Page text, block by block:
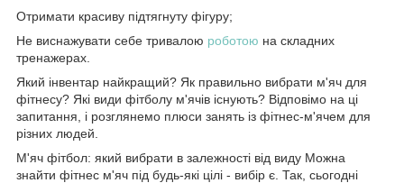
Отримати красиву підтягнуту фігуру;
Не виснажувати себе тривалою роботою на складних
тренажерах.
Який інвентар найкращий? Як правильно вибрати м'яч для
фітнесу? Які види фітболу м'ячів існують? Відповімо на ці
запитання, і розглянемо плюси занять із фітнес-м'ячем для
різних людей.
М'яч фітбол: який вибрати в залежності від виду Можна
знайти фітнес м'яч під будь-які цілі - вибір є. Так, сьогодні